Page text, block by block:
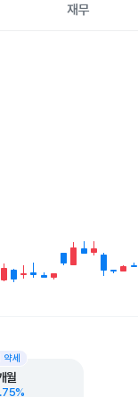
재무
ranges from
ranges from 1.38 to
월
약세